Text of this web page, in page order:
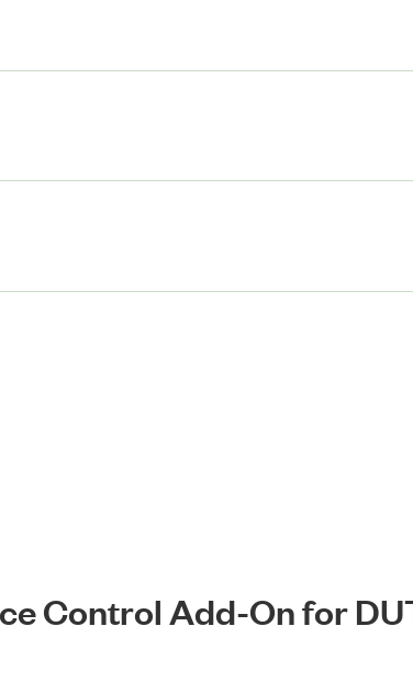
Control Add-On for